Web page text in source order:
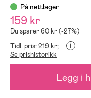
På nettlager
159 kr
Du sparer 60 kr (-27%)
Tidl. pris: 219 kr;
i
Se prishistorikk
Legg i